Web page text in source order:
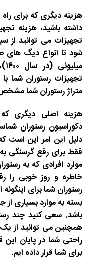
هزینه دیگری که برای راه
داشته باشید، هزینه
تجهیزات رستوران شما
متراژ رستوران شما
هزینه اصلی دیگری
دکوراسیون رستوران
دلیل این امر این است
فقط برای رفع گرسنگی
موارد افرادی که به
خاطره و روز خوبی را
رستوران شما برای
بسته به موارد بسیاری
باشد. سعی کنید چند
همچنین می توانید از
راحتی شما در پایان
برای شما قرار داده ایم.